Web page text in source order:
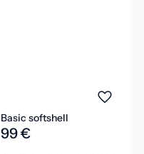
Basic softshell
99 €